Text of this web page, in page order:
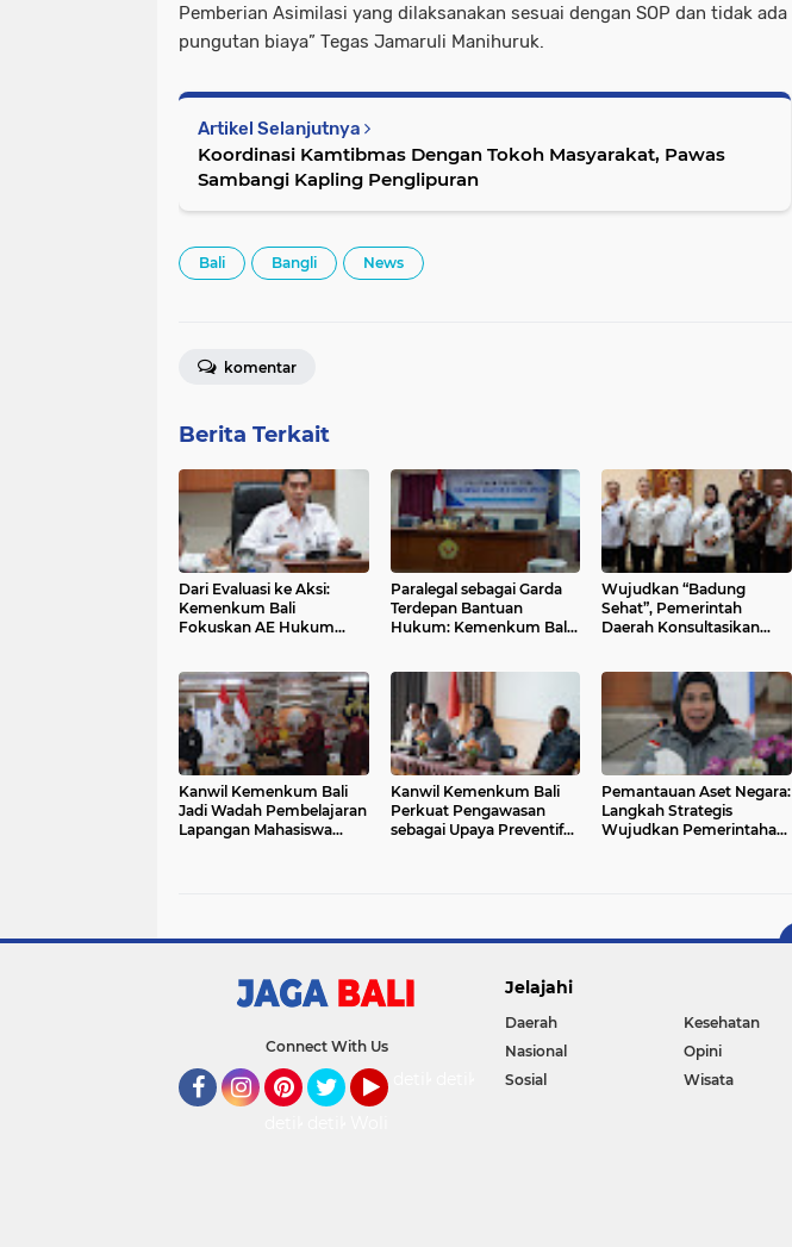
Pemberian Asimilasi yang dilaksanakan sesuai dengan SOP dan tidak ada
pungutan biaya” Tegas Jamaruli Manihuruk.
Artikel Selanjutnya
Koordinasi Kamtibmas Dengan Tokoh Masyarakat, Pawas
Sambangi Kapling Penglipuran
Bali Bangli News
komentar
Berita Terkait
Dari Evaluasi ke Aksi:
Kemenkum Bali
Fokuskan AE Hukum
Paralegal sebagai Garda
Terdepan Bantuan
Hukum: Kemenkum Bali
Wujudkan “Badung
Sehat”, Pemerintah
Daerah Konsultasikan
Kanwil Kemenkum Bali
Jadi Wadah Pembelajaran
Lapangan Mahasiswa
Kanwil Kemenkum Bali
Perkuat Pengawasan
sebagai Upaya Preventif
Pemantauan Aset Negara:
Langkah Strategis
Wujudkan Pemerintahan
Connect With Us
detikTravel
Jelajahi
Daerah Kesehatan
Nasional
Opini
Sosial
Wisata